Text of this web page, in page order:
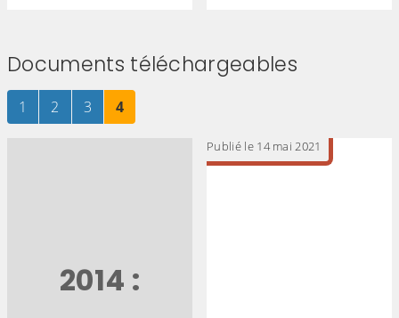
Documents téléchargeables
Page
1 sur 4Page
2 sur 4Page
3sur 4Page
4sur 4
2014 :
Publié le 14 mai 2021